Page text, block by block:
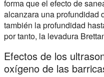
forma que el efecto de
alcanzara una profundidad
también la profundidad
por tanto, la levadura
Efectos de los
oxígeno de las